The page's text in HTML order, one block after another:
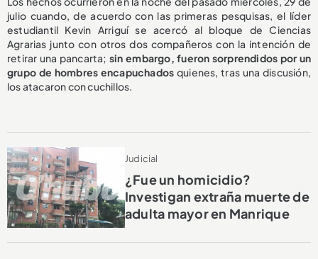
julio cuando, de acuerdo con las primeras pesquisas, el líder
estudiantil Kevin Arriguí se acercó al bloque de Ciencias
Agrarias junto con otros dos compañeros con la intención de
retirar una pancarta;sin embargo, fueron sorprendidos por un
grupo de hombres encapuchados quienes, tras una discusión,
los atacaron con cuchillos.
Judicial
¿Fue un homicidio?
Investigan extraña muerte de
adulta mayor en Manrique